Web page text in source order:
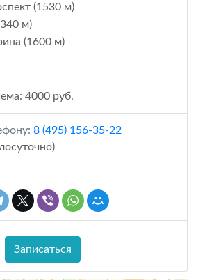
(1530 м)
м)
(1600 м)
4000 руб.
8 (495) 156-35-22
Записаться